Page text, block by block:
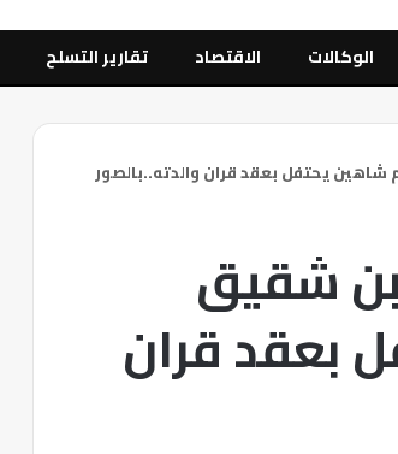
الوكالات الاقتصاد تقارير التسلح
شاهين يحتفل بعقد قران والدته..بالصور
شقيق
بعقد قران